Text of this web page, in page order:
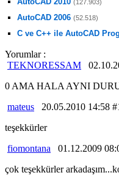
(127.903)
AutoCAD 2006 (52.518)
C ve C++ ile AutoCAD
Yorumlar :
TEKNORESSAM
0 AMA HALA AYNI
mateus 20.05.2010 14:58
teşekkürler
fiomontana 01.12.2009
çok teşekkürler